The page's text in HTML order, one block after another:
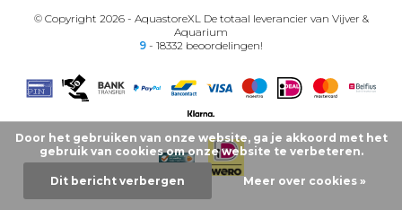
© Copyright 2026 - AquastoreXL De totaal leverancier van Vijver &
Aquarium
9 - 18332 beoordelingen!
Door het gebruiken van onze website, ga je akkoord met het
gebruik van cookies om onze website te verbeteren.
Dit bericht verbergen Meer over cookies »